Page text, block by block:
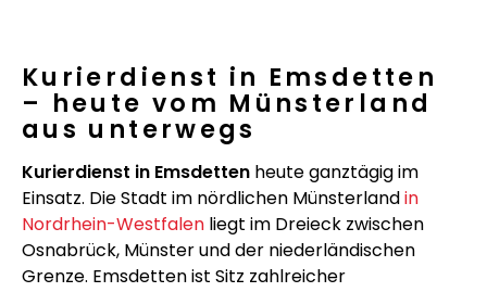
Kurierdienst in Emsdetten
– heute vom Münsterland
aus unterwegs
Kurierdienst in Emsdetten heute ganztägig im
Einsatz. Die Stadt im nördlichen Münsterlandin
Nordrhein-Westfalen liegt im Dreieck zwischen
Osnabrück, Münster und der niederländischen
Grenze. Emsdetten ist Sitz zahlreicher